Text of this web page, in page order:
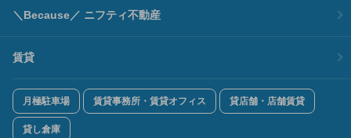
＼Because／ ニフティ不動産
賃貸
月極駐車場 賃貸事務所・賃貸オフィス 貸店舗・店舗賃貸
貸し倉庫